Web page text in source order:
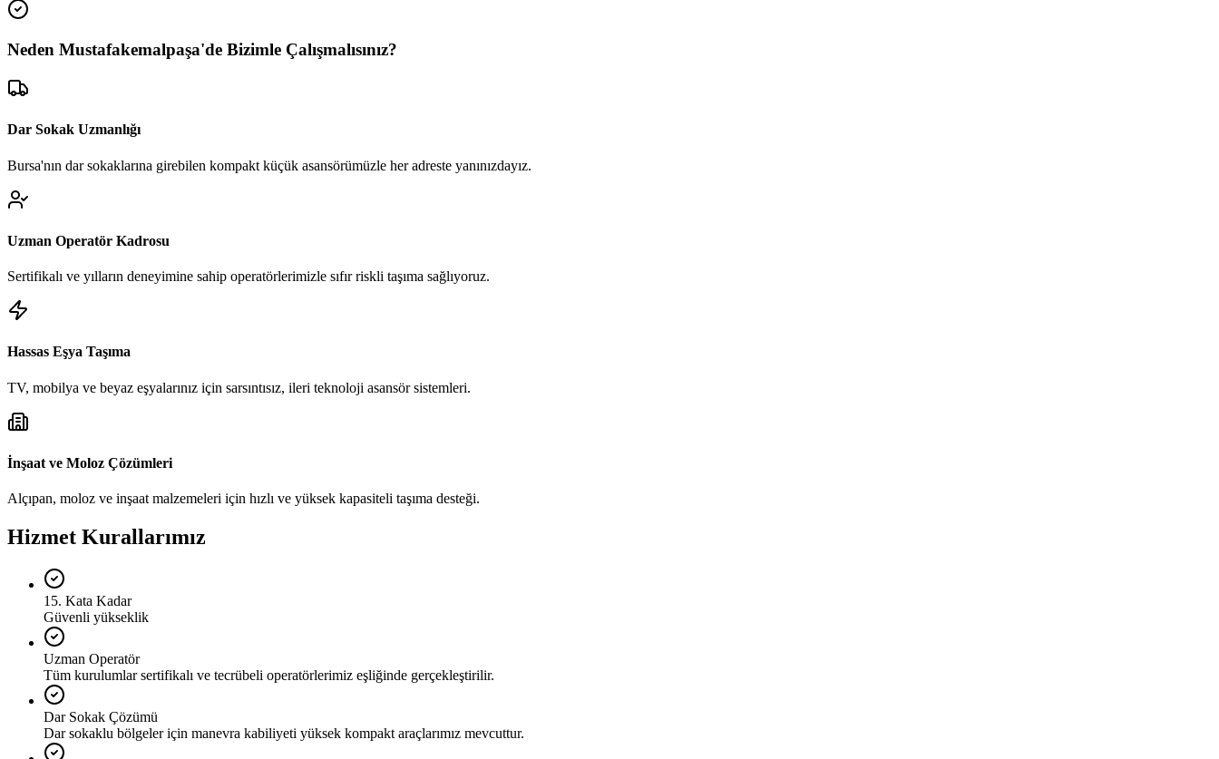
Neden Mustafakemalpaşa'de Bizimle Çalışmalısınız?
Dar Sokak Uzmanlığı
Bursa'nın dar sokaklarına girebilen kompakt küçük asansörümüzle her adreste yanınızdayız.
Uzman Operatör Kadrosu
Sertifikalı ve yılların deneyimine sahip operatörlerimizle sıfır riskli taşıma sağlıyoruz.
Hassas Eşya Taşıma
TV, mobilya ve beyaz eşyalarınız için sarsıntısız, ileri teknoloji asansör sistemleri.
İnşaat ve Moloz Çözümleri
Alçıpan, moloz ve inşaat malzemeleri için hızlı ve yüksek kapasiteli taşıma desteği.
Hizmet Kurallarımız
15. Kata Kadar
Güvenli yükseklik
Uzman Operatör
Tüm kurulumlar sertifikalı ve tecrübeli operatörlerimiz eşliğinde gerçekleştirilir.
Dar Sokak Çözümü
Dar sokaklu bölgeler için manevra kabiliyeti yüksek kompakt araçlarımız mevcuttur.